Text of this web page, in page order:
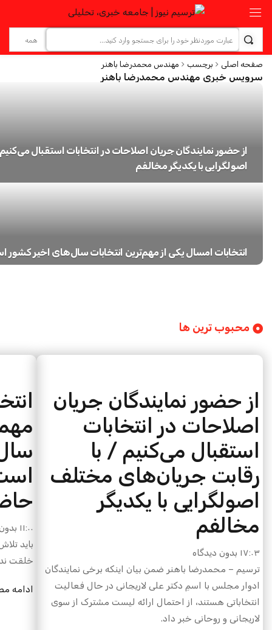
صفحه اصلی برچسب مهندس محمدرضا باهنر
سرویس خبری مهندس محمدرضا باهنر
از حضور نمایندگان جریان اصلاحات در انتخابات استقبال
اصولگرایی با یکدیگر مخالفم
انتخابات امسال یکی از مهم‌ترین انتخابات سال‌های اخیر
محبوب ترین ها
از حضور نمایندگان جریان
اصلاحات در انتخابات
استقبال می‌کنیم / با
رقابت جریان‌های مختلف
اصولگرایی با یکدیگر
مخالفم
۱۷:۰۳ بدون دیدگاه
ترسیم – محمدرضا باهنر ضمن بیان اینکه برخی نمایندگان
ادوار مجلس با اسمِ دکتر علی لاریجانی در حال فعالیت
انتخاباتی هستند، از احتمال ارائه لیست مشترک از سوی
لاریجانی و روحانی خبر داد.
۱۱:۰۰
باید
خلقت
ادامه